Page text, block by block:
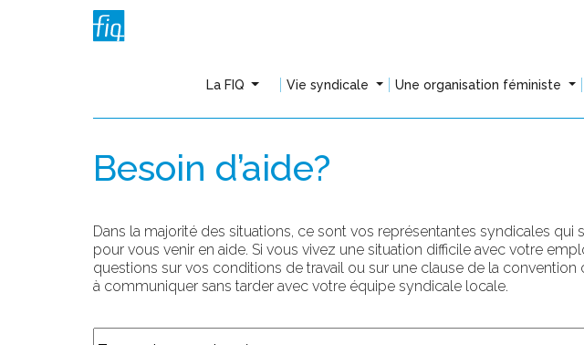
La FIQ Vie syndicale Une organisation féministe
Besoin d’aide?
Dans la majorité des situations, ce sont vos représentantes syndicales qui
pour vous venir en aide. Si vous vivez une situation difficile avec votre
questions sur vos conditions de travail ou sur une clause de la
à communiquer sans tarder avec votre équipe syndicale locale.